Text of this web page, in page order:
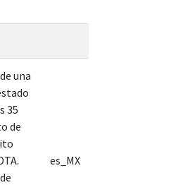
una
35
de
es_MX